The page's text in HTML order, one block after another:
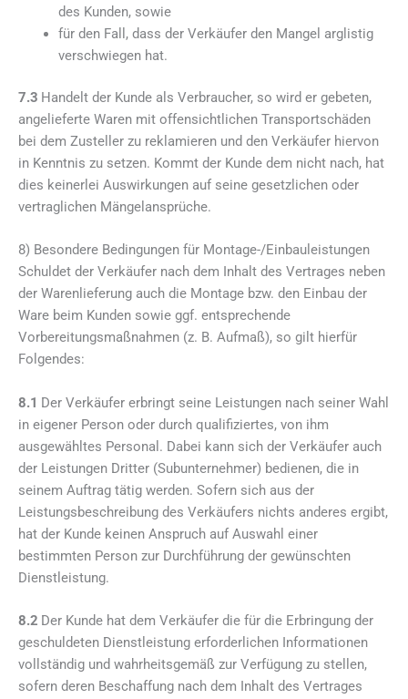
des Kunden, sowie
für den Fall, dass der Verkäufer den Mangel arglistig
verschwiegen hat.
7.3 Handelt der Kunde als Verbraucher, so wird er gebeten,
angelieferte Waren mit offensichtlichen Transportschäden
bei dem Zusteller zu reklamieren und den Verkäufer hiervon
in Kenntnis zu setzen. Kommt der Kunde dem nicht nach, hat
dies keinerlei Auswirkungen auf seine gesetzlichen oder
vertraglichen Mängelansprüche.
8) Besondere Bedingungen für Montage-/Einbauleistungen
Schuldet der Verkäufer nach dem Inhalt des Vertrages neben
der Warenlieferung auch die Montage bzw. den Einbau der
Ware beim Kunden sowie ggf. entsprechende
Vorbereitungsmaßnahmen (z. B. Aufmaß), so gilt hierfür
Folgendes:
8.1 Der Verkäufer erbringt seine Leistungen nach seiner Wahl
in eigener Person oder durch qualifiziertes, von ihm
ausgewähltes Personal. Dabei kann sich der Verkäufer auch
der Leistungen Dritter (Subunternehmer) bedienen, die in
seinem Auftrag tätig werden. Sofern sich aus der
Leistungsbeschreibung des Verkäufers nichts anderes ergibt,
hat der Kunde keinen Anspruch auf Auswahl einer
bestimmten Person zur Durchführung der gewünschten
Dienstleistung.
8.2 Der Kunde hat dem Verkäufer die für die Erbringung der
geschuldeten Dienstleistung erforderlichen Informationen
vollständig und wahrheitsgemäß zur Verfügung zu stellen,
sofern deren Beschaffung nach dem Inhalt des Vertrages